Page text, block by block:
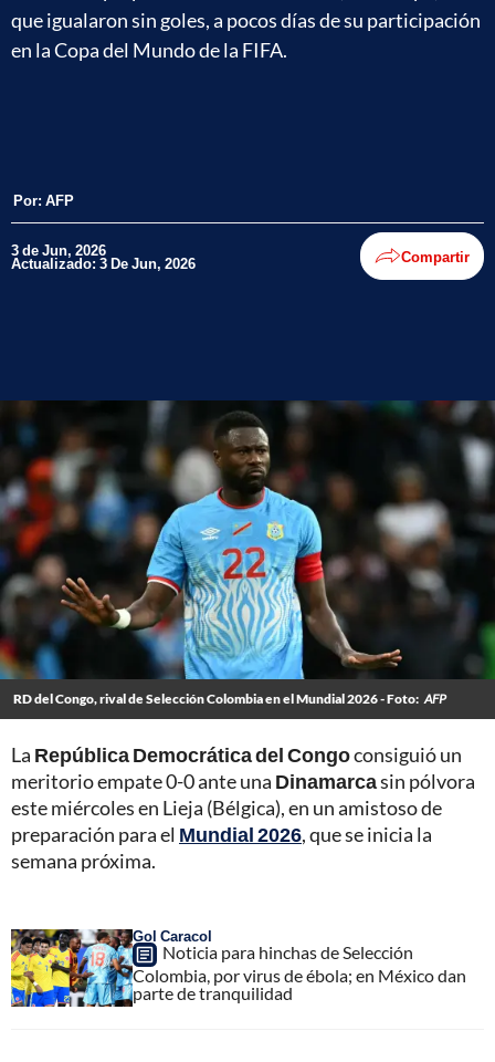
que igualaron sin goles, a pocos días de su participación
en la Copa del Mundo de la FIFA.
Por: AFP
3 de Jun, 2026
Actualizado: 3 De Jun, 2026 Compartir
RD del Congo, rival de Selección Colombia en el Mundial 2026 - Foto: AFP
La República Democrática del Congoconsiguió un
meritorio empate 0-0 ante una Dinamarcasin pólvora
este miércoles en Lieja (Bélgica), en un amistoso de
preparación para el Mundial 2026, que se inicia la
semana próxima.
Gol Caracol
Noticia para hinchas de Selección
Colombia, por virus de ébola; en México dan
parte de tranquilidad